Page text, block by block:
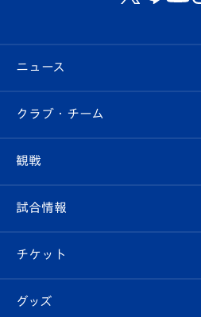
ニュース
すべて
クラブ
試合情報
チケット
クラブ・チーム
クラブ概要
エンブレム紹介
観戦
観戦ルール
はじめての観戦ガイド
試合情報
試合日程/結果
チケット
チケット
グッズ